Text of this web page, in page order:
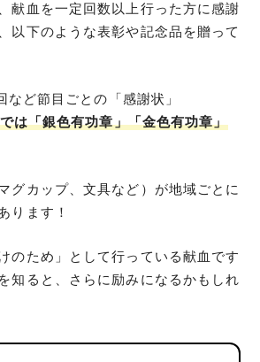
献血を一定回数以上行った方に感謝
以下のような表彰や記念品を贈って
ど節目ごとの「感謝状」
は「銀色有功章」「金色有功章」
グカップ、文具など）が地域ごとに
ります！
のため」として行っている献血です
知ると、さらに励みになるかもしれ